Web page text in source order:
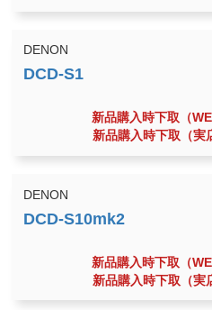
DENON
新品購入時下取（
新品購入時下取（実
DENON
新品購入時下取（
新品購入時下取（実